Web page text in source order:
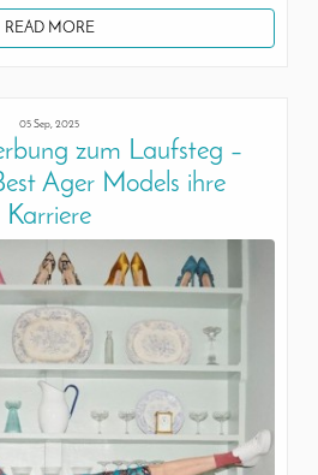
READ MORE
05 Sep, 2025
zum Laufsteg –
Ager Models ihre
Karriere